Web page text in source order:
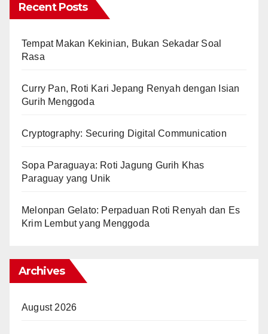
Recent Posts
Tempat Makan Kekinian, Bukan Sekadar Soal
Rasa
Curry Pan, Roti Kari Jepang Renyah dengan Isian
Gurih Menggoda
Cryptography: Securing Digital Communication
Sopa Paraguaya: Roti Jagung Gurih Khas
Paraguay yang Unik
Melonpan Gelato: Perpaduan Roti Renyah dan Es
Krim Lembut yang Menggoda
Archives
August 2026